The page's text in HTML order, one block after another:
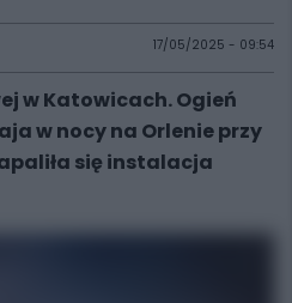
17/05/2025 - 09:54
w Katowicach. Ogień
w nocy na Orlenie przy
się instalacja